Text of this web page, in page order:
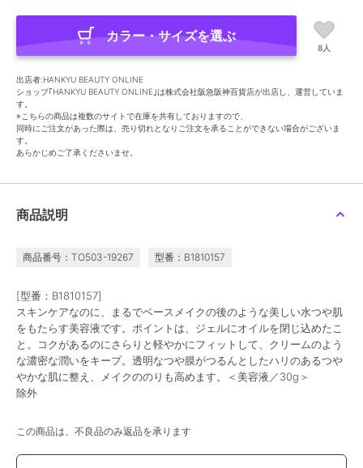
カラー・サイズを選ぶ
8人
出店者:HANKYU BEAUTY ONLINE
ショップ｢HANKYU BEAUTY ONLINE｣は株式会社阪急阪神百貨店が出店し、運営していま
す。
※こちらの商品は複数のサイトで在庫を共有しておりますので、
同時にご注文があった際は、売り切れとなりご注文を承ることができない場合がございま
す。
あらかじめご了承くださいませ。
商品説明
商品番号：TO503-19267 型番：B1810157
[型番：B1810157]
スキンケアなのに、まるでベースメイクの後のような美しい水つや肌
をもたらす美容液です。ポイントは、ジェルにオイルを閉じ込めたこ
と。コクがあるのにさらりと軽やかにフィットして、クリームのよう
な濃密な潤いをキープ。透明なつや膜がつるんとしたハリのあるつや
やかな肌に整え、メイクののりも高めます。＜美容液／30g＞
除外
この商品は、不良品のみ返品を承ります